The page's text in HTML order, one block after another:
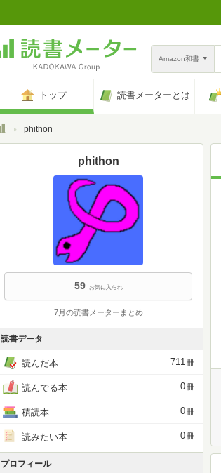
Amazon和書
トップ 読書メーターとは
トップphithon
phithon
59 お気に入られ
7月の読書メーターまとめ
読書データ
読んだ本 711冊
読んでる本 0冊
積読本 0冊
読みたい本 0冊
プロフィール